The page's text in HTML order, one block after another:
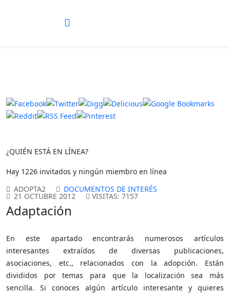
¿QUIÉN ESTÁ EN LÍNEA?
Hay 1226 invitados y ningún miembro en línea
ADOPTA2
DOCUMENTOS DE INTERÉS
21 OCTUBRE 2012 VISITAS: 7157
Adaptación
En este apartado encontrarás numerosos artículos
interesantes extraídos de diversas publicaciones,
asociaciones, etc., relacionados con la adopción. Están
divididos por temas para que la localización sea más
sencilla. Si conoces algún artículo interesante y quieres